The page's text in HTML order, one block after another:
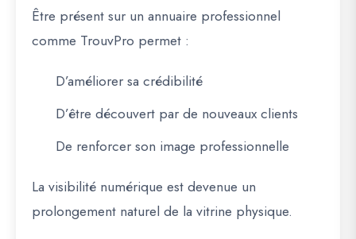
Être présent sur un annuaire professionnel
comme TrouvPro permet :
D’améliorer sa crédibilité
D’être découvert par de nouveaux clients
De renforcer son image professionnelle
La visibilité numérique est devenue un
prolongement naturel de la vitrine physique.